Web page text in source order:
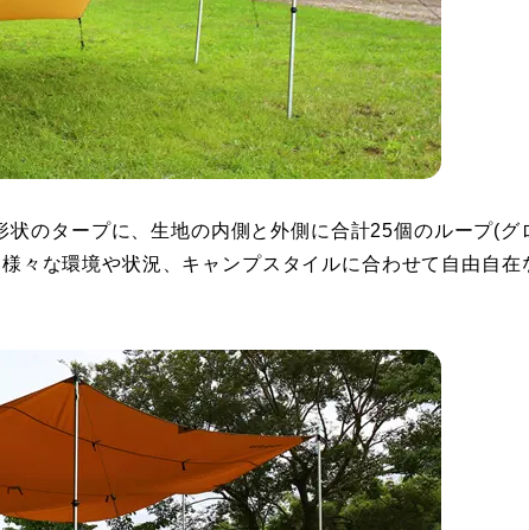
のタープに、生地の内側と外側に合計25個のループ(グ
々な環境や状況、キャンプスタイルに合わせて自由自在